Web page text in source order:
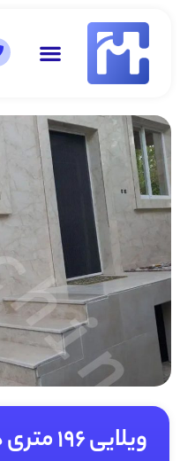
ویلایی ۱۹۶ متری در سراوان سنگر